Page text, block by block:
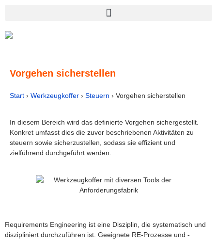
Vorgehen sicherstellen
Start › Werkzeugkoffer › Steuern › Vorgehen sicherstellen
In diesem Bereich wird das definierte Vorgehen sichergestellt.
Konkret umfasst dies die zuvor beschriebenen Aktivitäten zu
steuern sowie sicherzustellen, sodass sie effizient und
zielführend durchgeführt werden.
Requirements Engineering ist eine Disziplin, die systematisch und
diszipliniert durchzuführen ist. Geeignete RE-Prozesse und -